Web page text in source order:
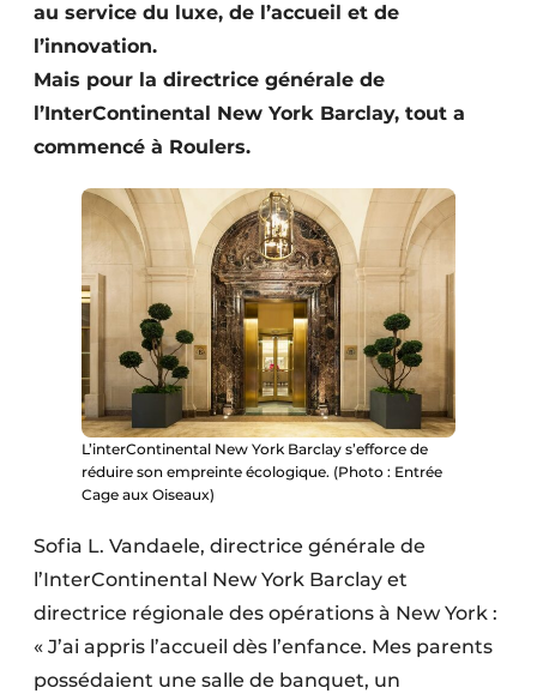
au service du luxe, de l’accueil et de
l’innovation.
Mais pour la directrice générale de
l’InterContinental New York Barclay, tout a
commencé à Roulers.
​L’interContinental New York Barclay s’efforce de
réduire son empreinte écologique. (Photo : Entrée
Cage aux Oiseaux)
Sofia L. Vandaele, directrice générale de
l’InterContinental New York Barclay et
directrice régionale des opérations à New York :
« J’ai appris l’accueil dès l’enfance. Mes parents
possédaient une salle de banquet, un